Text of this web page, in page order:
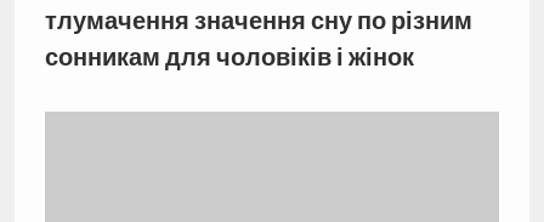
тлумачення значення сну по різним
сонникам для чоловіків і жінок